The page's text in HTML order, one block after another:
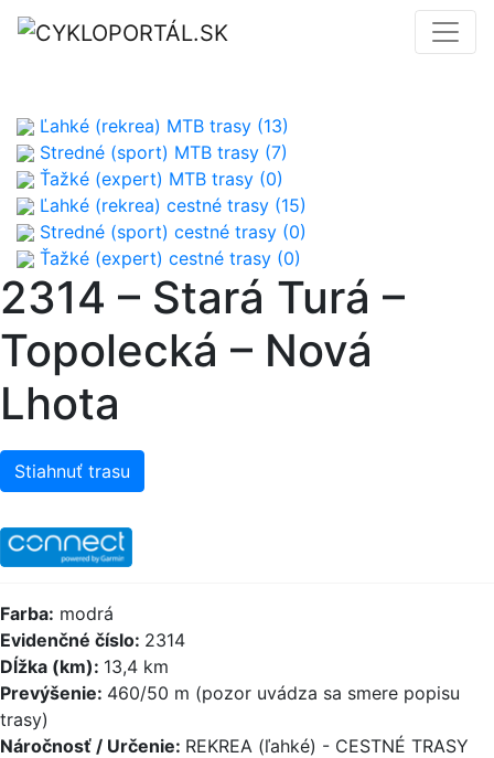
Ľahké (rekrea) MTB trasy (13)
Stredné (sport) MTB trasy (7)
Ťažké (expert) MTB trasy (0)
Ľahké (rekrea) cestné trasy (15)
Stredné (sport) cestné trasy (0)
Ťažké (expert) cestné trasy (0)
2314 – Stará Turá –
Topolecká – Nová
Lhota
Stiahnuť trasu
Farba: modrá
Evidenčné číslo: 2314
Dĺžka (km): 13,4 km
Prevýšenie: 460/50 m (pozor uvádza sa smere popisu
trasy)
Náročnosť / Určenie: REKREA (ľahké) - CESTNÉ TRASY